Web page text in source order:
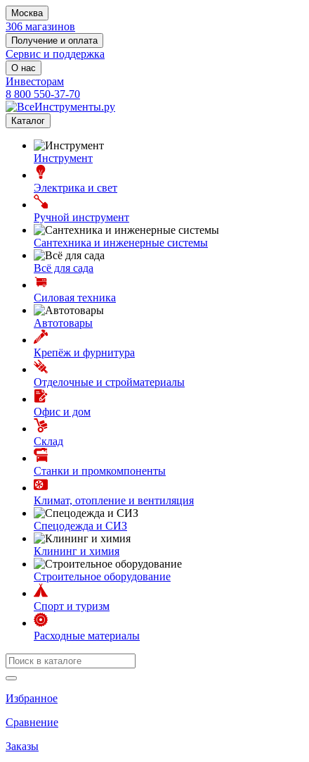
Москва
306 магазинов
Получение и оплата
Сервис и поддержка
О нас
Инвесторам
8 800 550-37-70
Каталог
Инструмент
Электрика и свет
Ручной инструмент
Сантехника и инженерные системы
Всё для сада
Силовая техника
Автотовары
Крепёж и фурнитура
Отделочные и стройматериалы
Офис и дом
Склад
Станки и промкомпоненты
Климат, отопление и вентиляция
Спецодежда и СИЗ
Клининг и химия
Строительное оборудование
Спорт и туризм
Расходные материалы
Избранное
Сравнение
Заказы